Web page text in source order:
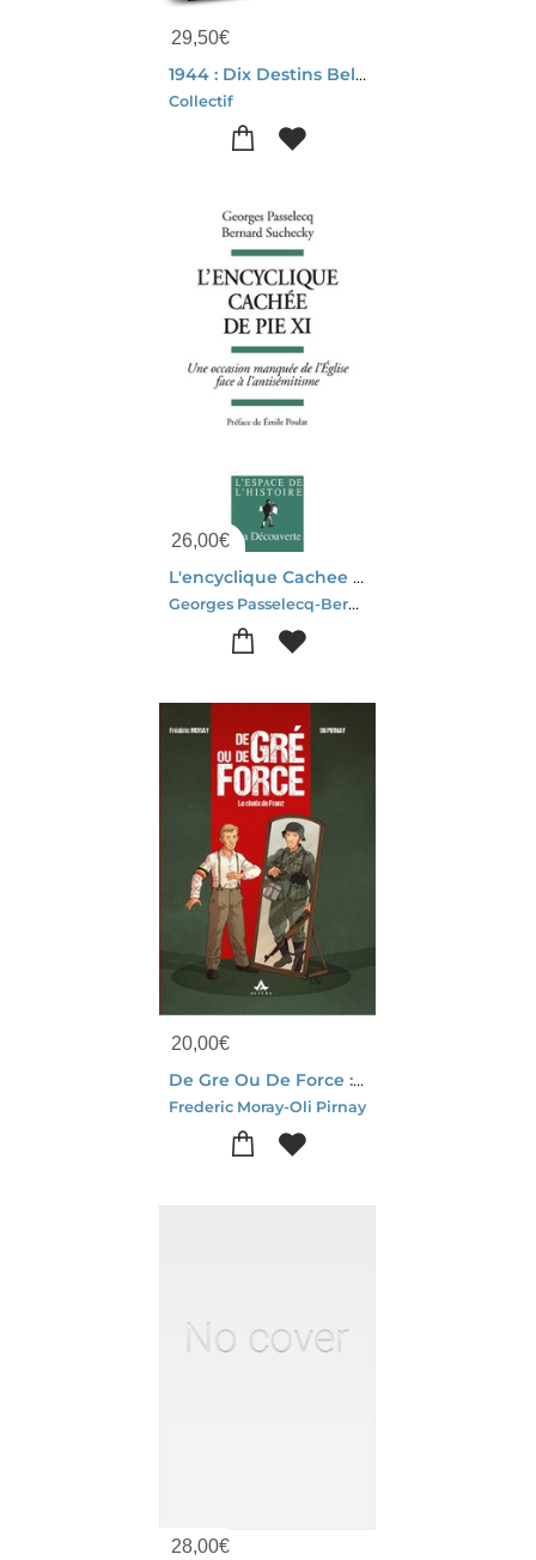
29,50€
1944 : Dix Destins Belges
Collectif
26,00€
L'encyclique Cachee De Pie Xi
Georges Passelecq-Bernard Suchecky
20,00€
De Gre Ou De Force : Le Choix De Franz
Frederic Moray-Oli Pirnay
28,00€